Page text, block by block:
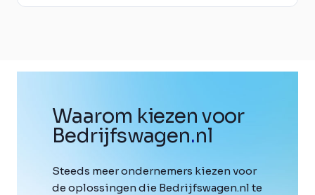
Waarom kiezen voor
Bedrijfswagen.nl
Steeds meer ondernemers kiezen voor
de oplossingen die Bedrijfswagen.nl te